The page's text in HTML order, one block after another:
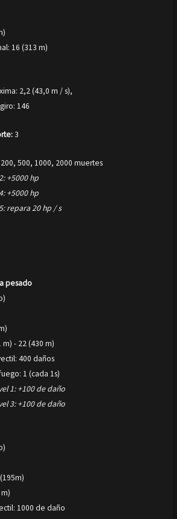
16 (313 m)
2,2 (43,0 m / s),
146
3
500, 1000, 2000 muertes
+5000 hp
+5000 hp
repara 20 hp / s
pesado
- 22 (430 m)
400 daños
1 (cada 1s)
1: +100 de daño
3: +100 de daño
1000 de daño